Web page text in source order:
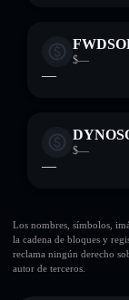
$—
—
$—
—
Los nombres, símbolos,
la cadena de bloques y
reclama ningún derecho
autor de terceros.